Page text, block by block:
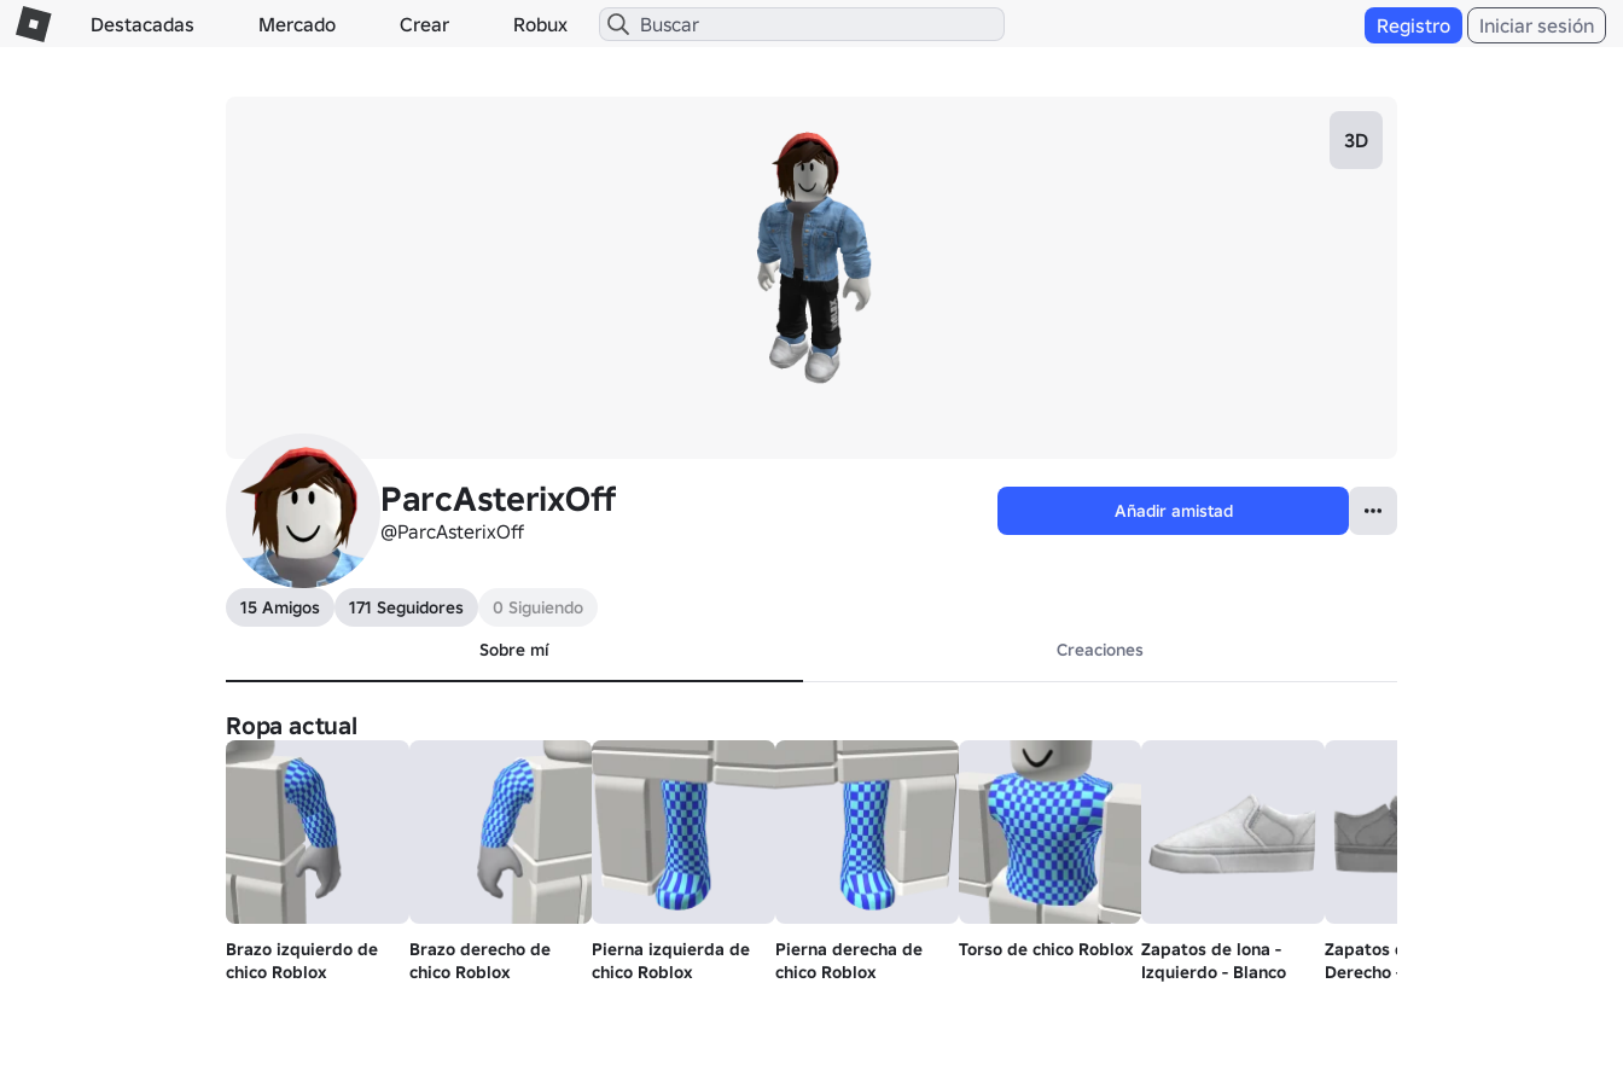
Destacadas Mercado Crear Robux Registro Iniciar sesión
3D
ParcAsterixOff
@ParcAsterixOff
Añadir amistad
15 Amigos 171 Seguidores
0 Siguiendo
Sobre mí
Creaciones
Ropa actual
Brazo izquierdo de
chico Roblox
Brazo derecho de
chico Roblox
Pierna izquierda de
chico Roblox
Pierna derecha de
chico Roblox
Torso de chico Roblox Zapatos de lona -
Izquierdo - Blanco
Zapatos de lona -
Derecho - Blanco